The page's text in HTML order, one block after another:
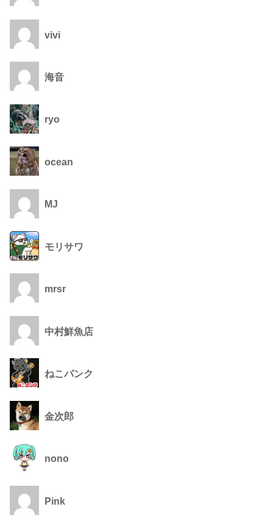
vivi
海音
ryo
ocean
MJ
モリサワ
mrsr
中村鮮魚店
ねこパンク
金次郎
nono
Pink